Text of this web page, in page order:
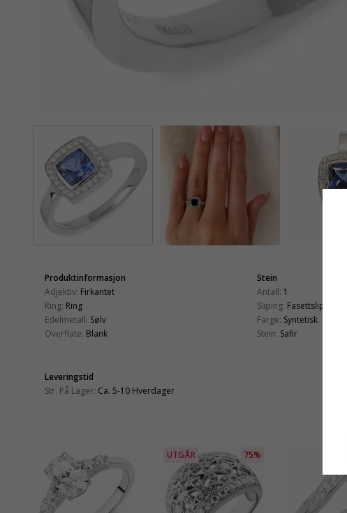
Produktinformasjon
Adjektiv: Firkantet
Ring: Ring
Edelmetall: Sølv
Overflate: Blank
Stein
Antall: 1
Sliping: Fasettslipt
Farge: Syntetisk
Stein: Safir
Leveringstid
Str. På Lager: Ca. 5-10 Hverdager
UTGÅR 75%